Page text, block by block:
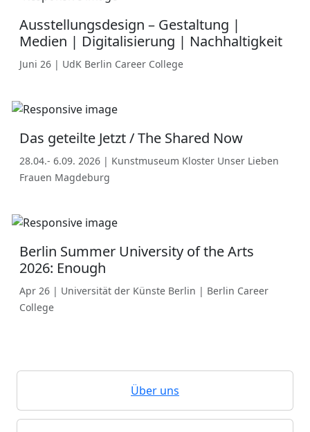
Ausstellungsdesign – Gestaltung |
Medien | Digitalisierung | Nachhaltigkeit
Juni 26 | UdK Berlin Career College
Das geteilte Jetzt / The Shared Now
28.04.- 6.09. 2026 | Kunstmuseum Kloster Unser Lieben
Frauen Magdeburg
Berlin Summer University of the Arts
2026: Enough
Apr 26 | Universität der Künste Berlin | Berlin Career
College
Über uns